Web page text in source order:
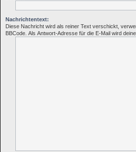
Nachrichtentext:
Diese Nachricht wird als reiner Text verschickt,
BBCode. Als Antwort-Adresse für die E-Mail wird